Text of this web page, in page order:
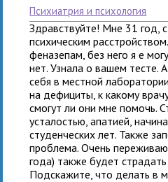
психиатрия и психология
Здравствуйте! Мне 31 год,
психическим
феназепам, без него я е
нет. Узнала о вашем тесте.
себя в местной
на дефициты, к какому
смогут ли они мне помочь.
усталостью, апатией,
студенческих лет. Также
проблема. Очень
года) также будет
Подскажите, что делать в